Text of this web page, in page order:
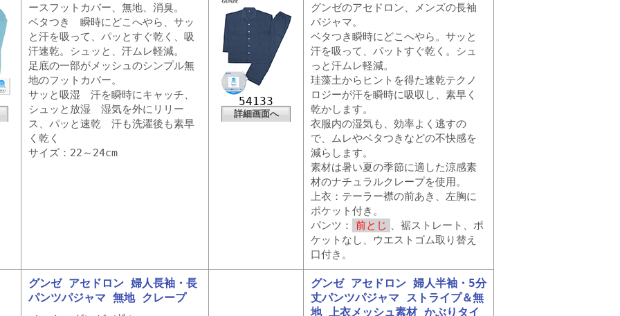
ースフットカバー、無地、消臭。
ベタつき 瞬時にどこへやら、サッ
と汗を吸って、パッとすぐ乾く、吸
汗速乾。シュッと、汗ムレ軽減。
足底の一部がメッシュのシンプル無
地のフットカバー。
サッと吸湿 汗を瞬時にキャッチ、
シュッと放湿 湿気を外にリリー
ス、パッと速乾 汗も洗濯後も素早
く乾く
サイズ：22～24cm
54133
詳細画面へ
グンゼのアセドロン、メンズの長袖
パジャマ。
ベタつき瞬時にどこへやら。サッと
汗を吸って、パットすぐ乾く。シュ
っと汗ムレ軽減。
珪藻土からヒントを得た速乾テクノ
ロジーが汗を瞬時に吸収し、素早く
乾かします。
衣服内の湿気も、効率よく逃すの
で、ムレやベタつきなどの不快感を
減らします。
素材は暑い夏の季節に適した涼感素
材のナチュラルクレープを使用。
上衣：テーラー襟の前あき、左胸に
ポケット付き。
パンツ：
前とじ 、裾ストレート、ポ
ケットなし、ウエストゴム取り替え
口付き。
グンゼ アセドロン 婦人長袖・長
パンツパジャマ 無地 クレープ
グンゼ アセドロン 婦人半袖・5分
丈パンツパジャマ ストライプ＆無
地 上衣メッシュ素材 かぶりタイ